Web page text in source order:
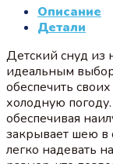
Описание
Детали
Детский снуд из
идеальным
обеспечить
холодную
обеспечивая
закрывает шею в
легко надевать